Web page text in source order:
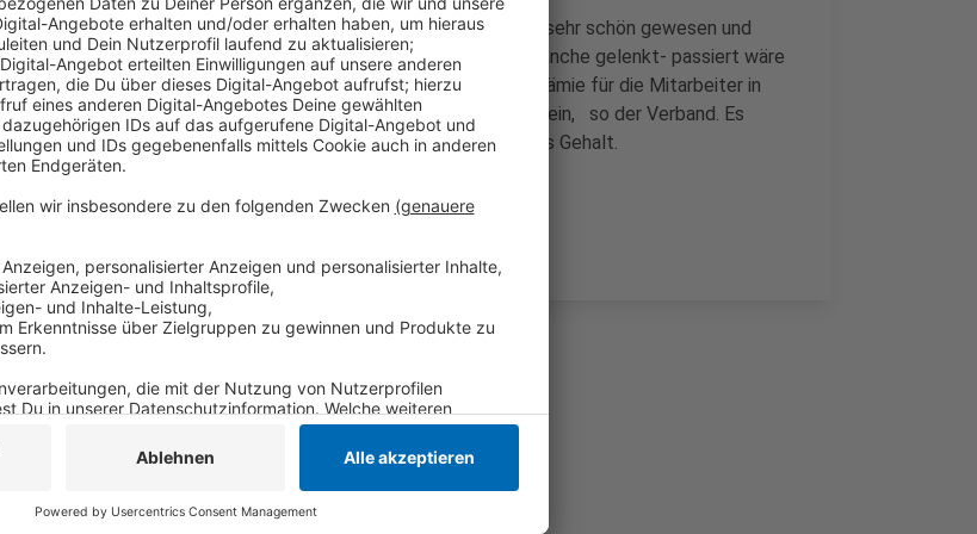
Der Applaus für die geleistete Arbeit wäre zwar für den Moment sehr schön gewesen und
habe mehr Aufmerksamkeit auf die schwierige Situation in der Branche gelenkt- passiert wäre
seitdem aber nichts. Auch die vom Bund beschlossene Corona-Prämie für die Mitarbeiter in
den Krankenhäusern wäre lediglich ein Tropfen auf dem heißen Stein, so der Verband. Es
brauche stattdessen mehr Personal und ein grundsätzlich höheres Gehalt.